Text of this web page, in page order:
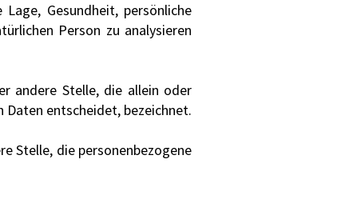
Gesundheit, persönliche
Person zu analysieren
andere Stelle, die allein oder
entscheidet, bezeichnet.
Stelle, die personenbezogene